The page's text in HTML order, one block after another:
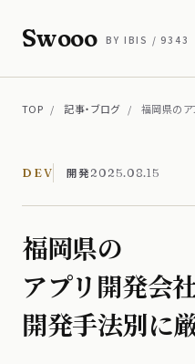
Swooo BY IBIS / 9343
TOP / 記事・ブログ / 福岡県の
DEV 開発 2025.08.15
福岡県の​
アプリ開発会
開発手法別に​